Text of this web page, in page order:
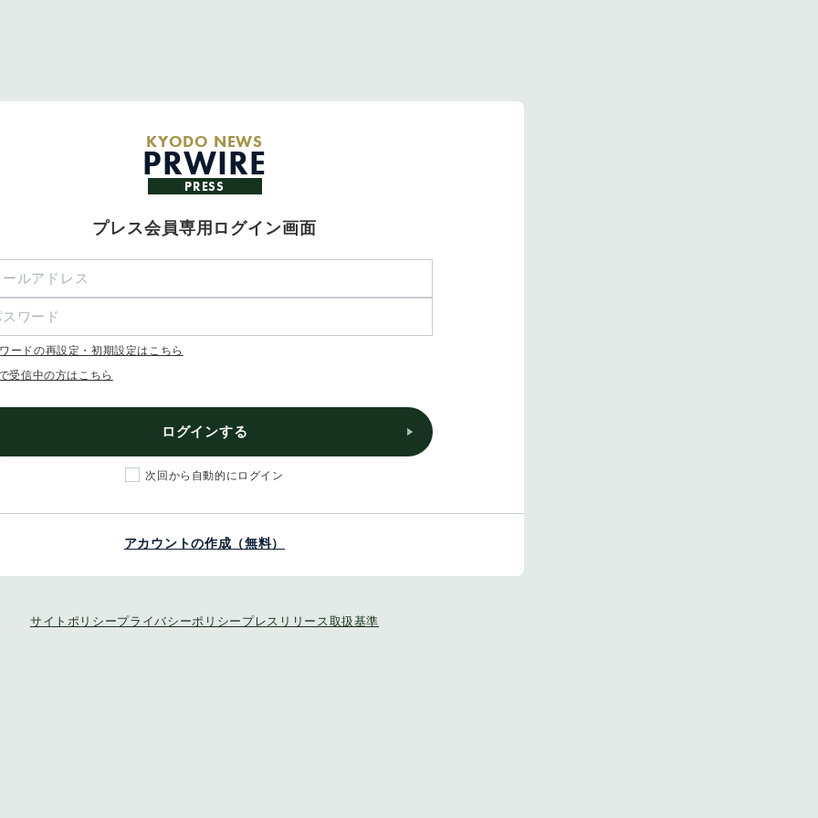
KYODO NEWS
PRWIRE
PRESS
プレス会員専用ログイン画面
ードの再設定・初期設定はこちら
受信中の方はこちら
ログインする
次回から自動的にログイン
アカウントの作成（無料）
サイトポリシープライバシーポリシー プレスリリース取扱基準